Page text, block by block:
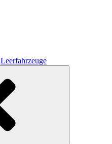
Leerfahrzeuge